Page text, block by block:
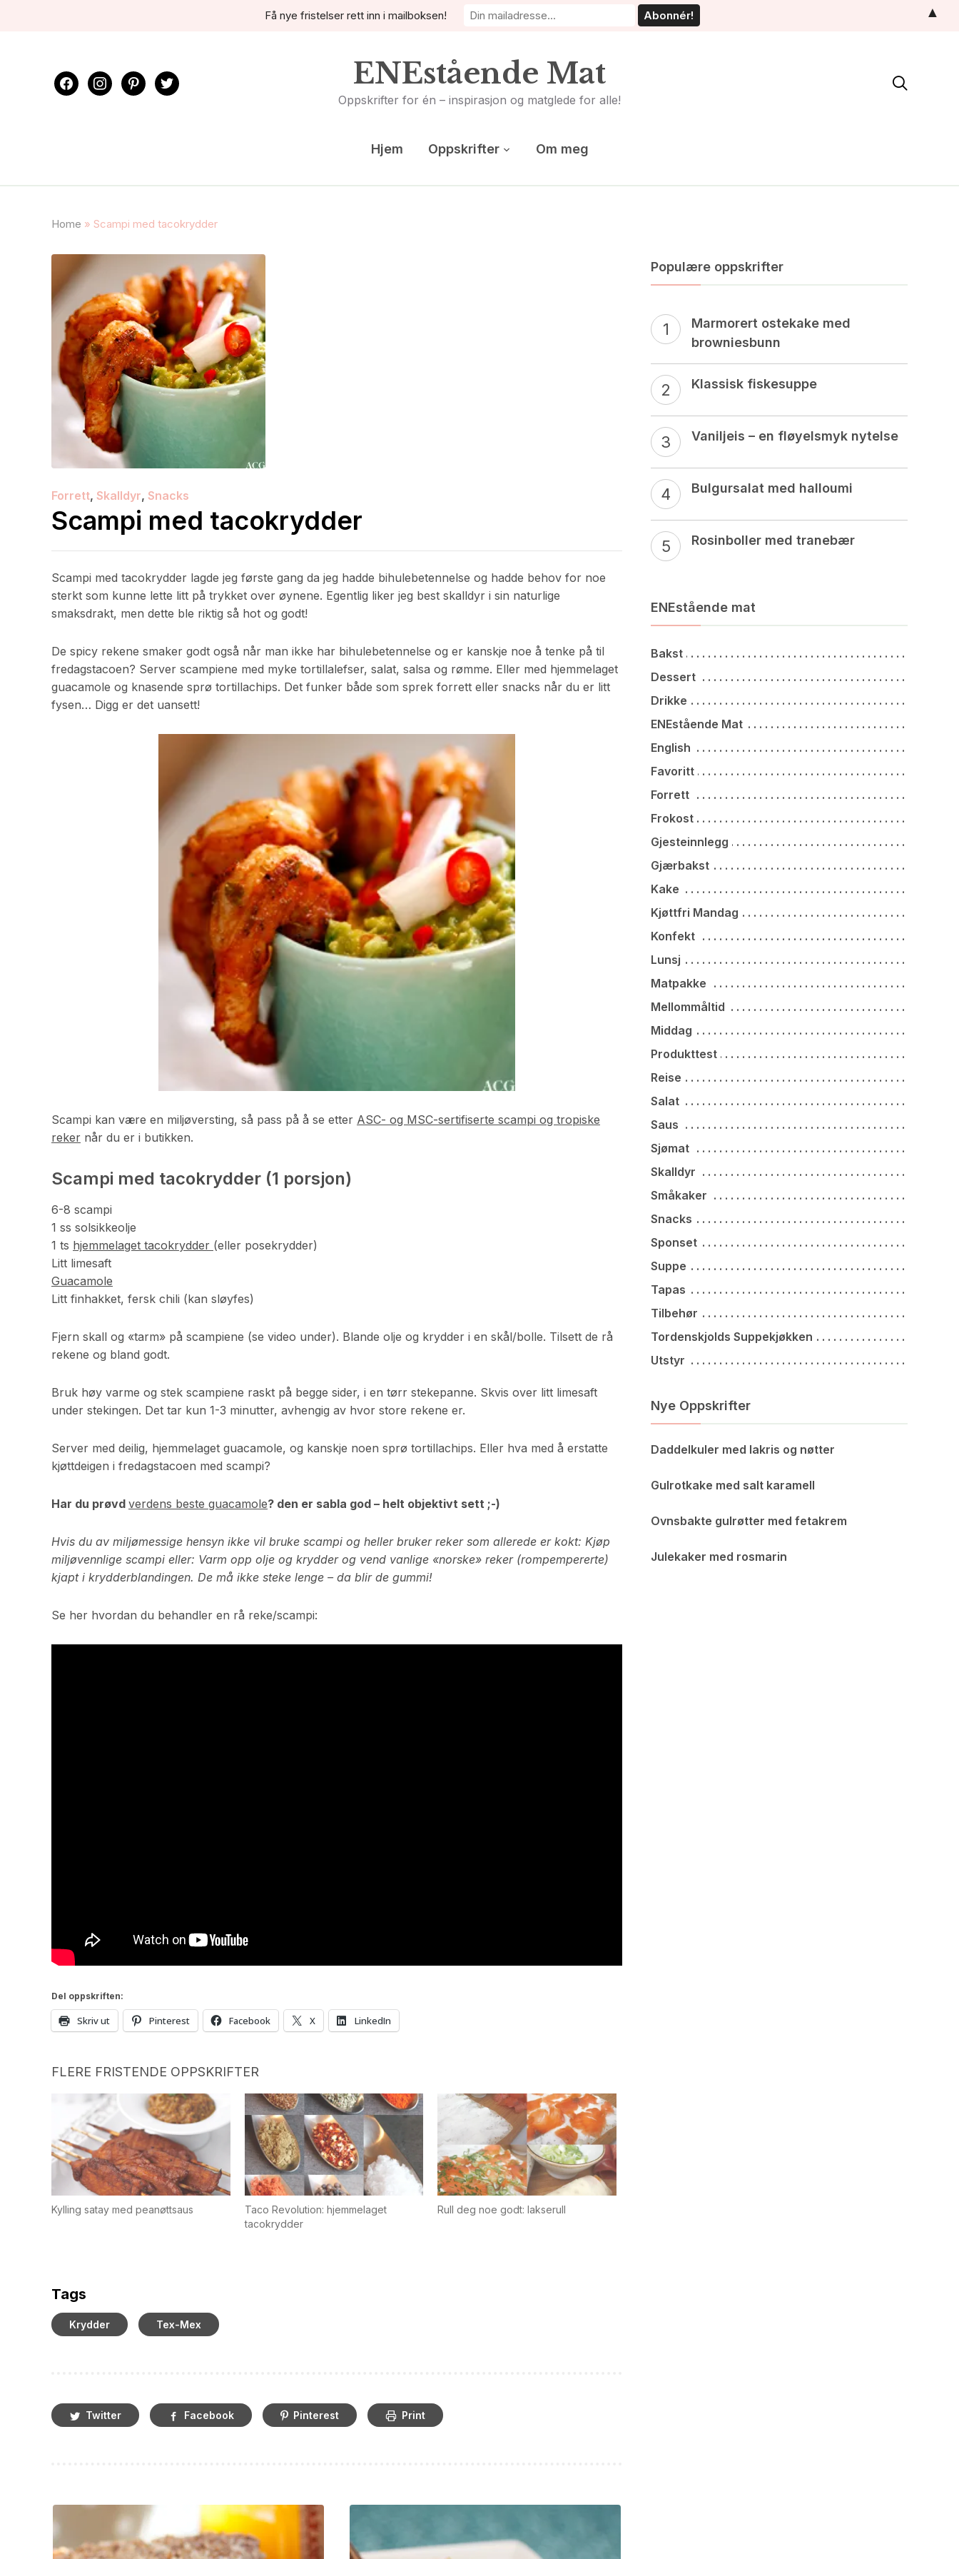
facebookinstagrampinterest
twitter ENEstående Mat
Oppskrifter for én – inspirasjon og matglede for alle!

Hjem Oppskrifter Om meg
Home » Scampi med tacokrydder
Forrett, Skalldyr, Snacks
Scampi med tacokrydder
Scampi med tacokrydder lagde jeg første gang da jeg hadde bihulebetennelse og hadde behov for noe
sterkt som kunne lette litt på trykket over øynene. Egentlig liker jeg best skalldyr i sin naturlige
smaksdrakt, men dette ble riktig så hot og godt!
De spicy rekene smaker godt også når man ikke har bihulebetennelse og er kanskje noe å tenke på til
fredagstacoen? Server scampiene med myke tortillalefser, salat, salsa og rømme. Eller med hjemmelaget
guacamole og knasende sprø tortillachips. Det funker både som sprek forrett eller snacks når du er litt
fysen… Digg er det uansett!
Scampi kan være en miljøversting, så pass på å se etter ASC- og MSC-sertifiserte scampi og tropiske
reker når du er i butikken.
Scampi med tacokrydder (1 porsjon)
6-8 scampi
1 ss solsikkeolje
1 ts hjemmelaget tacokrydder (eller posekrydder)
Litt limesaft
Guacamole
Litt finhakket, fersk chili (kan sløyfes)
Fjern skall og «tarm» på scampiene (se video under). Blande olje og krydder i en skål/bolle. Tilsett de rå
rekene og bland godt.
Bruk høy varme og stek scampiene raskt på begge sider, i en tørr stekepanne. Skvis over litt limesaft
under stekingen. Det tar kun 1-3 minutter, avhengig av hvor store rekene er.
Server med deilig, hjemmelaget guacamole, og kanskje noen sprø tortillachips. Eller hva med å erstatte
kjøttdeigen i fredagstacoen med scampi?
Har du prøvd verdens beste guacamole? den er sabla god – helt objektivt sett ;-)
Hvis du av miljømessige hensyn ikke vil bruke scampi og heller bruker reker som allerede er kokt: Kjøp
miljøvennlige scampi eller: Varm opp olje og krydder og vend vanlige «norske» reker (rompempererte)
kjapt i krydderblandingen. De må ikke steke lenge – da blir de gummi!
Se her hvordan du behandler en rå reke/scampi:
Del oppskriften:
Skriv ut Pinterest Facebook X LinkedIn
FLERE FRISTENDE OPPSKRIFTER
Kylling satay med peanøttsaus
Taco Revolution: hjemmelaget
tacokrydder
Rull deg noe godt: lakserull
Tags
Krydder Tex-Mex
Twitter Facebook Pinterest Print
Populære oppskrifter
Marmorert ostekake med
browniesbunn
Klassisk fiskesuppe
Vaniljeis – en fløyelsmyk nytelse
Bulgursalat med halloumi
Rosinboller med tranebær
ENEstående mat
Bakst
Dessert
Drikke
ENEstående Mat
English
Favoritt
Forrett
Frokost
Gjesteinnlegg
Gjærbakst
Kake
Kjøttfri Mandag
Konfekt
Lunsj
Matpakke
Mellommåltid
Middag
Produkttest
Reise
Salat
Saus
Sjømat
Skalldyr
Småkaker
Snacks
Sponset
Suppe
Tapas
Tilbehør
Tordenskjolds Suppekjøkken
Utstyr
Nye Oppskrifter
Daddelkuler med lakris og nøtter
Gulrotkake med salt karamell
Ovnsbakte gulrøtter med fetakrem
Julekaker med rosmarin
Få nye fristelser rett inn i mailboksen! ▲